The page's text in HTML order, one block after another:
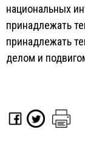
национальных
принадлежать
принадлежать
делом и